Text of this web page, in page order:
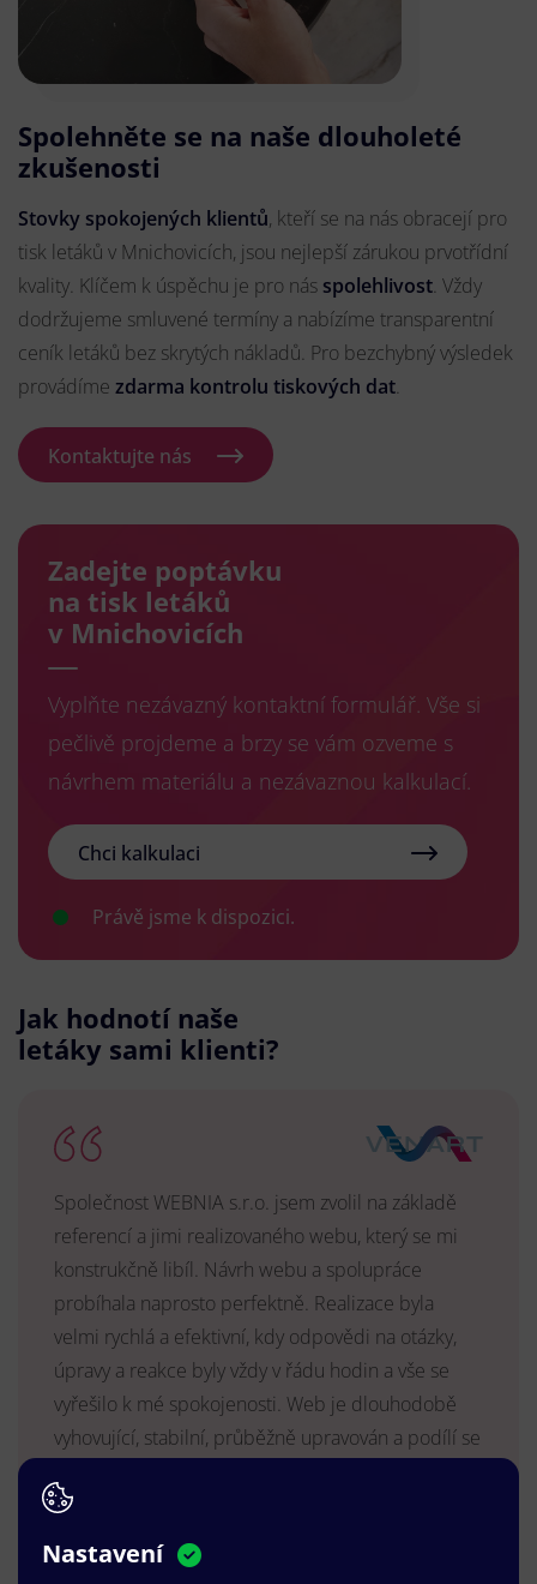
Spolehněte se na naše dlouholeté
zkušenosti
Stovky spokojených klientů, kteří se na nás obracejí pro
tisk letáků v Mnichovicích, jsou nejlepší zárukou prvotřídní
kvality. Klíčem k úspěchu je pro nás spolehlivost. Vždy
dodržujeme smluvené termíny a nabízíme transparentní
ceník letáků bez skrytých nákladů. Pro bezchybný výsledek
provádíme zdarma kontrolu tiskových dat.
Kontaktujte nás
Zadejte poptávku
na tisk letáků
v Mnichovicích
Vyplňte nezávazný kontaktní formulář. Vše si
pečlivě projdeme a brzy se vám ozveme s
návrhem materiálu a nezávaznou kalkulací.
Chci kalkulaci
Právě jsme k dispozici.
Jak hodnotí naše
letáky sami klienti?
Společnost WEBNIA s.r.o. jsem zvolil na základě
referencí a jimi realizovaného webu, který se mi
konstrukčně libíl. Návrh webu a spolupráce
probíhala naprosto perfektně. Realizace byla
velmi rychlá a efektivní, kdy odpovědi na otázky,
úpravy a reakce byly vždy v řádu hodin a vše se
vyřešilo k mé spokojenosti. Web je dlouhodobě
vyhovující, stabilní, průběžně upravován a podílí se
VENART s.r.o.
Nastavení